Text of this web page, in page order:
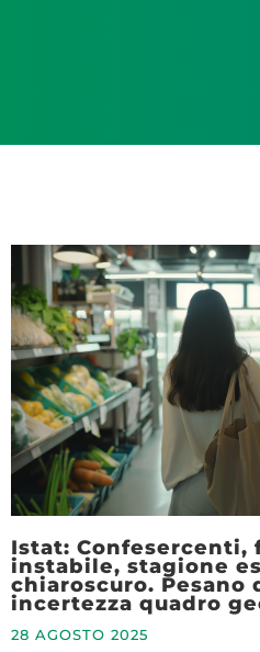
Istat: Confesercenti,
instabile, stagione
chiaroscuro. Pesano
incertezza quadro
28 AGOSTO 2025